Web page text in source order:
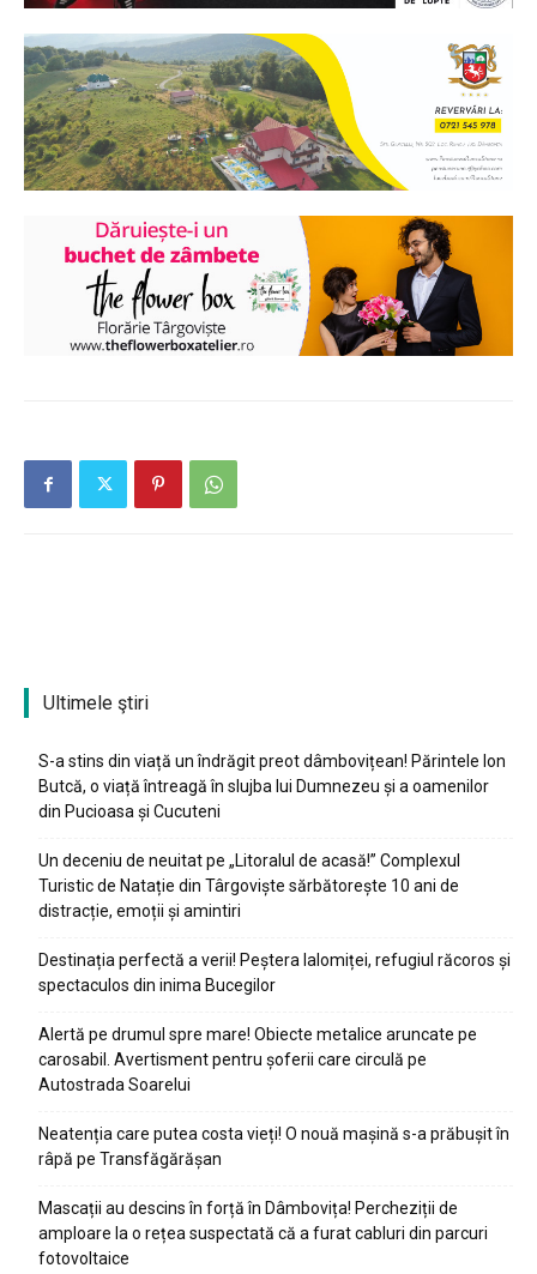
Ultimele ştiri
S-a stins din viață un îndrăgit preot dâmbovițean! Părintele Ion
Butcă, o viață întreagă în slujba lui Dumnezeu și a oamenilor
din Pucioasa și Cucuteni
Un deceniu de neuitat pe „Litoralul de acasă!” Complexul
Turistic de Natație din Târgoviște sărbătorește 10 ani de
distracție, emoții și amintiri
Destinația perfectă a verii! Peștera Ialomiței, refugiul răcoros și
spectaculos din inima Bucegilor
Alertă pe drumul spre mare! Obiecte metalice aruncate pe
carosabil. Avertisment pentru șoferii care circulă pe
Autostrada Soarelui
Neatenția care putea costa vieți! O nouă mașină s-a prăbușit în
râpă pe Transfăgărășan
Mascații au descins în forță în Dâmbovița! Percheziții de
amploare la o rețea suspectată că a furat cabluri din parcuri
fotovoltaice